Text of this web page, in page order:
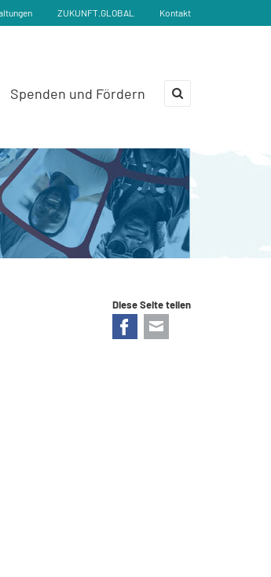
ZUKUNFT.GLOBAL Kontakt
Spenden und Fördern
Diese Seite teilen
Facebook